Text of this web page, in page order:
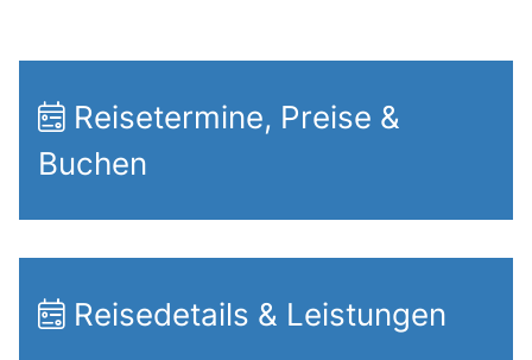
Reisetermine, Preise &
Buchen
Reisedetails & Leistungen